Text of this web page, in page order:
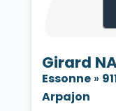
Girard
Essonne»
Arpajon